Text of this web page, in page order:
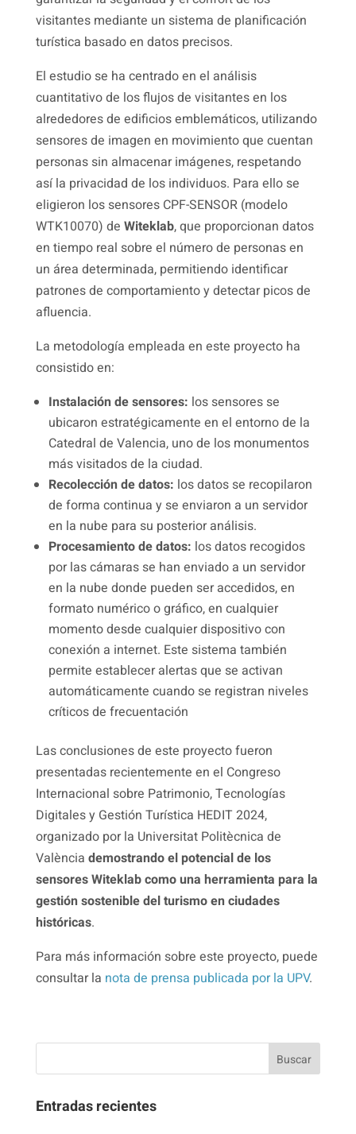
visitantes mediante un sistema de planificación
turística basado en datos precisos.
El estudio se ha centrado en el análisis
cuantitativo de los flujos de visitantes en los
alrededores de edificios emblemáticos, utilizando
sensores de imagen en movimiento que cuentan
personas sin almacenar imágenes, respetando
así la privacidad de los individuos. Para ello se
eligieron los sensores CPF-SENSOR (modelo
WTK10070) de Witeklab, que proporcionan datos
en tiempo real sobre el número de personas en
un área determinada, permitiendo identificar
patrones de comportamiento y detectar picos de
afluencia.
La metodología empleada en este proyecto ha
consistido en:
Instalación de sensores: los sensores se
ubicaron estratégicamente en el entorno de la
Catedral de Valencia, uno de los monumentos
más visitados de la ciudad.
Recolección de datos: los datos se recopilaron
de forma continua y se enviaron a un servidor
en la nube para su posterior análisis.
Procesamiento de datos: los datos recogidos
por las cámaras se han enviado a un servidor
en la nube donde pueden ser accedidos, en
formato numérico o gráfico, en cualquier
momento desde cualquier dispositivo con
conexión a internet. Este sistema también
permite establecer alertas que se activan
automáticamente cuando se registran niveles
críticos de frecuentación
Las conclusiones de este proyecto fueron
presentadas recientemente en el Congreso
Internacional sobre Patrimonio, Tecnologías
Digitales y Gestión Turística HEDIT 2024,
organizado por la Universitat Politècnica de
València demostrando el potencial de los
sensores Witeklab como una herramienta para la
gestión sostenible del turismo en ciudades
históricas.
Para más información sobre este proyecto, puede
consultar la nota de prensa publicada por la UPV.
Entradas recientes